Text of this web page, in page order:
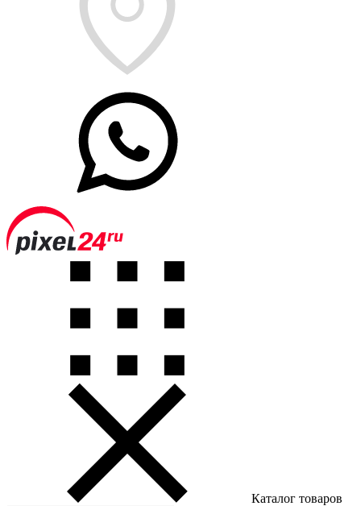
Каталог товаров